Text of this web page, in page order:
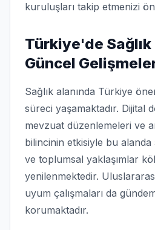
kuruluşları takip etmenizi
Türkiye'de
Güncel
Sağlık alanında Türkiye
süreci yaşamaktadır. Dijital
mevzuat düzenlemeleri ve
bilincinin etkisiyle bu
ve toplumsal yaklaşımlar
yenilenmektedir.
uyum çalışmaları da
korumaktadır.